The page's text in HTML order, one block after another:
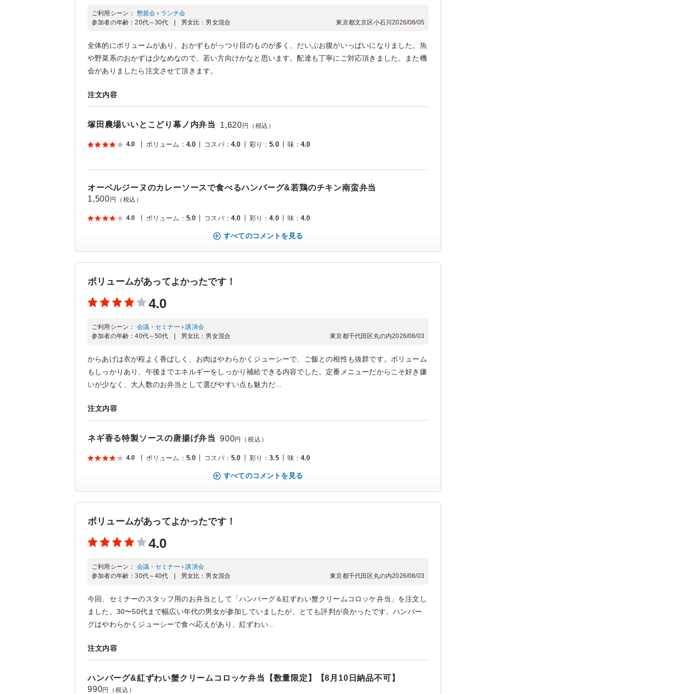
ご利用シーン： 懇親会 › ランチ会
参加者の年齢：20代～30代 男女比： 男女混合 東京都文京区小石川2026/08/05
全体的にボリュームがあり、おかずもがっつり目のものが多く、だいぶお腹がいっぱいになりました。魚
や野菜系のおかずは少なめなので、若い方向けかなと思います。配達も丁寧にご対応頂きました。また機
会がありましたら注文させて頂きます。
注文内容
塚田農場いいとこどり幕ノ内弁当 1,620 円（税込）
4.0 ボリューム ： 4.0 コスパ： 4.0 彩り ：5.0 味：4.0
オーベルジーヌのカレーソースで食べるハンバーグ&若鶏のチキン南蛮弁当
1,500 円（税込）
4.0 ボリューム ： 5.0 コスパ： 4.0 彩り ：4.0 味：4.0
すべてのコメントを見る
ボリュームがあってよかったです！
4.0
ご利用シーン： 会議・セミナー ›講演会
参加者の年齢：40代～50代 男女比： 男女混合 東京都千代田区丸の内2026/08/03
からあげは衣が程よく香ばしく、お肉はやわらかくジューシーで、ご飯との相性も抜群です。ボリューム
もしっかりあり、午後までエネルギーをしっかり補給できる内容でした。定番メニューだからこそ好き嫌
いが少なく、大人数のお弁当として選びやすい点も魅力だ...
注文内容
ネギ香る特製ソースの唐揚げ弁当 900円（税込）
4.0 ボリューム ： 5.0 コスパ： 5.0 彩り ：3.5 味：4.0
すべてのコメントを見る
ボリュームがあってよかったです！
4.0
ご利用シーン： 会議・セミナー ›講演会
参加者の年齢：30代～40代 男女比： 男女混合 東京都千代田区丸の内2026/08/03
今回、セミナーのスタッフ用のお弁当として「ハンバーグ＆紅ずわい蟹クリームコロッケ弁当」を注文し
ました。30〜50代まで幅広い年代の男女が参加していましたが、とても評判が良かったです。ハンバー
グはやわらかくジューシーで食べ応えがあり、紅ずわい...
注文内容
ハンバーグ&紅ずわい蟹クリームコロッケ弁当【数量限定】【8月10日納品不可】
990円（税込）